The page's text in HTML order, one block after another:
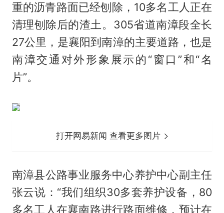
重的沥青路面已经刨除，10多名工人正在
清理刨除后的渣土。305省道南漳段全长
27公里，是襄阳到南漳的主要道路，也是
南漳交通对外形象展示的“窗口”和“名
片”。
打开网易新闻 查看更多图片
南漳县公路事业服务中心养护中心副主任
张云说：“我们组织30多套养护设备，80
多名工人在襄南路进行路面维修，预计在